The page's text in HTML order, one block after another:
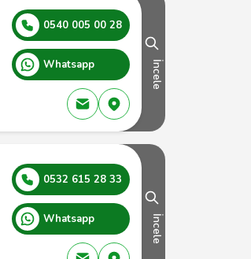
0540 005 00 28
Whatsapp İncele
0532 615 28 33
Whatsapp İncele